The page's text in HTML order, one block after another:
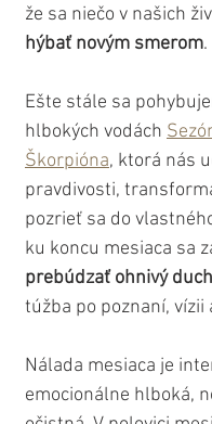
že sa niečo v našich
hýbať novým smerom.
Ešte stále sa
hlbokých vodách
Škorpióna, ktorá nás
pravdivosti,
pozrieť sa do
ku koncu mesiaca sa
prebúdzať ohnivý
túžba po poznaní, vízii
Nálada mesiaca je
emocionálne hlboká,